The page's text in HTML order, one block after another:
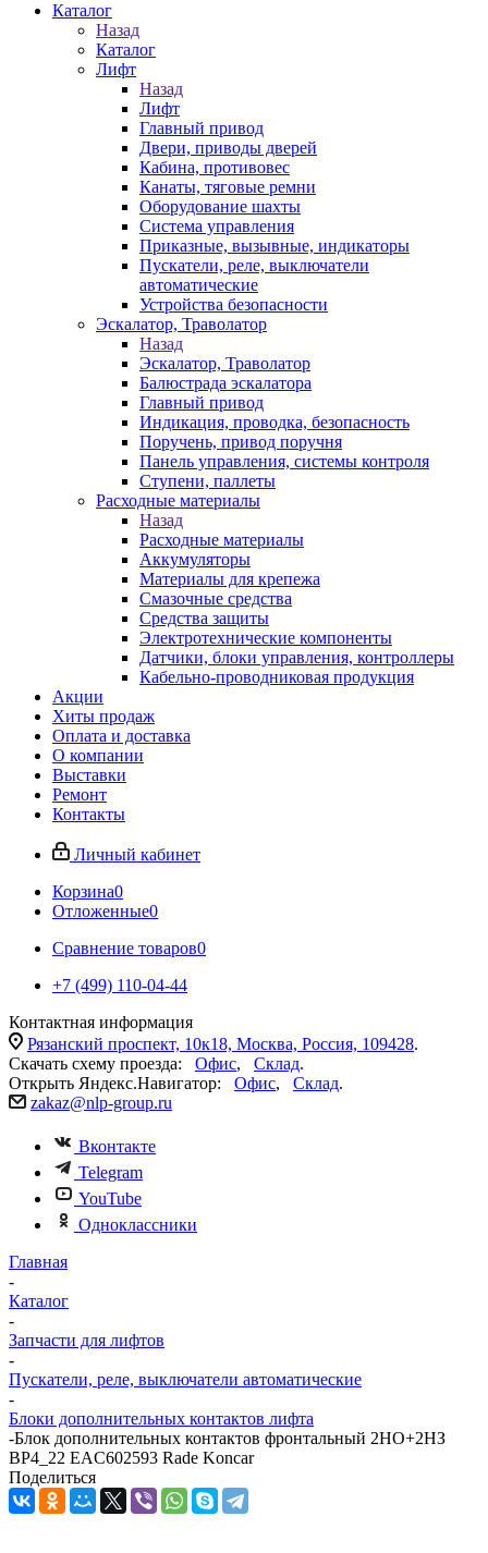
Каталог
Назад
Каталог
Лифт
Назад
Лифт
Главный привод
Двери, приводы дверей
Кабина, противовес
Канаты, тяговые ремни
Оборудование шахты
Система управления
Приказные, вызывные, индикаторы
Пускатели, реле, выключатели
автоматические
Устройства безопасности
Эскалатор, Траволатор
Назад
Эскалатор, Траволатор
Балюстрада эскалатора
Главный привод
Индикация, проводка, безопасность
Поручень, привод поручня
Панель управления, системы контроля
Ступени, паллеты
Расходные материалы
Назад
Расходные материалы
Аккумуляторы
Материалы для крепежа
Смазочные средства
Средства защиты
Электротехнические компоненты
Датчики, блоки управления, контроллеры
Кабельно-проводниковая продукция
Акции
Хиты продаж
Оплата и доставка
О компании
Выставки
Ремонт
Контакты
Личный кабинет
Корзина0
Отложенные0
Сравнение товаров0
+7 (499) 110-04-44
Контактная информация
Рязанский проспект, 10к18, Москва, Россия, 109428.
Скачать схему проезда: Офис, Склад.
Открыть Яндекс.Навигатор: Офис, Склад.
zakaz@nlp-group.ru
Вконтакте
Telegram
YouTube
Одноклассники
Главная
-
Каталог
-
Запчасти для лифтов
-
Пускатели, реле, выключатели автоматические
-
Блоки дополнительных контактов лифта
-Блок дополнительных контактов фронтальный 2НО+2НЗ
BP4_22 EAC602593 Rade Koncar
Поделиться